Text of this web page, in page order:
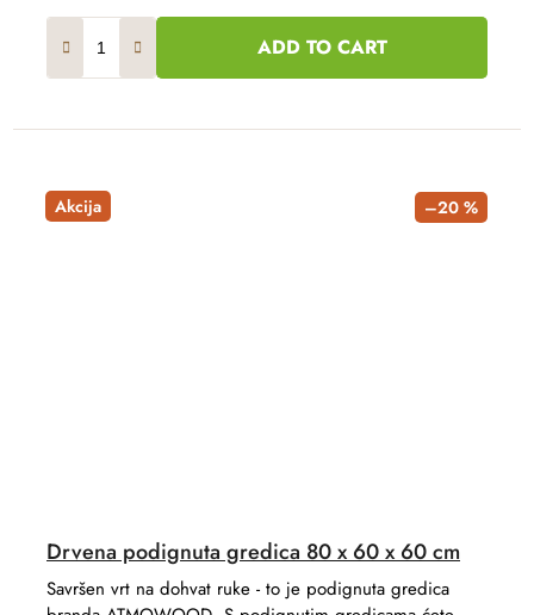
ADD TO CART
Akcija –20 %
Drvena podignuta gredica 80 x 60 x 60 cm
Savršen vrt na dohvat ruke - to je podignuta gredica